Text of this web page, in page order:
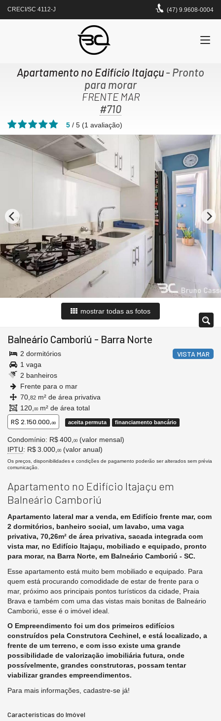
CRECI/SC 4112-J (47) 9.9608-0004
Apartamento no Edifício Itajaçu- Pronto
para morar
FRENTE MAR
#710
5 / 5 (1 avaliação)
mostrar todas as fotos
Balneário Camboriú - Barra Norte
VISTA MAR
2 dormitórios
1 vaga
2 banheiros
Frente para o mar
70, 82 m² de área privativa
120, 00 m² de área total
R$ 2.150.000,00 aceita permuta financiamento bancário
Condomínio: R$ 400, 00 (valor mensal)
IPTU: R$ 3.000, 00 (valor anual)
Os preços, disponibilidades e condições de pagamento poderão ser alterados sem prévia
comunicação.
Apartamento no Edifício Itajaçu em
Balneário Camboriú
Apartamento lateral mar a venda, em Edifício frente mar, com
2 dormitórios, banheiro social, um lavabo, uma vaga
privativa, 70,26m² de área privativa, sacada integrada com
vista mar, no Edifício Itajaçu, mobiliado e equipado, pronto
para morar, na Barra Norte, em Balneário Camboriú - SC.
Esse apartamento está muito bem mobiliado e equipado. Para
quem está procurando comodidade de estar de frente para o
mar, próximo aos principais pontos turísticos da cidade, Praia
Brava e também com uma das vistas mais bonitas de Balneário
Camboriú, esse é o imóvel ideal.
O Empreendimento foi um dos primeiros edifícios
construídos pela Construtora Cechinel, e está localizado, a
frente de um terreno, e com isso existe uma grande
possibilidade de valorização imobiliária futura, onde
possívelmente, grandes construtoras, possam tentar
viabilizar grandes empreendimentos.
Para mais informações, cadastre-se já!
Características do Imóvel